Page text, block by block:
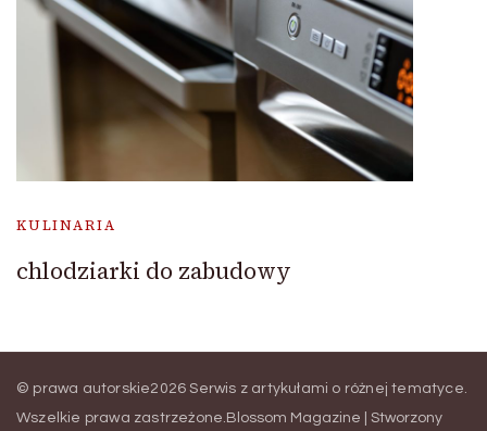
KULINARIA
chlodziarki do zabudowy
© prawa autorskie2026Serwis z artykułami o różnej tematyce.
Wszelkie prawa zastrzeżone. Blossom Magazine | Stworzony